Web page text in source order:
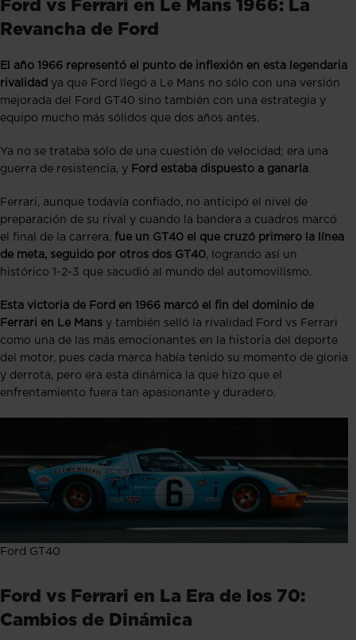
Ford vs Ferrari en Le Mans 1966: La
Revancha de Ford
El año 1966 representó el punto de inflexión en esta legendaria
rivalidad ya que Ford llegó a Le Mans no sólo con una versión
mejorada del Ford GT40 sino también con una estrategia y
equipo mucho más sólidos que dos años antes.
Ya no se trataba sólo de una cuestión de velocidad; era una
guerra de resistencia, y Ford estaba dispuesto a ganarla.
Ferrari, aunque todavía confiado, no anticipó el nivel de
preparación de su rival y cuando la bandera a cuadros marcó
el final de la carrera, fue un GT40 el que cruzó primero la línea
de meta, seguido por otros dos GT40, logrando así un
histórico 1-2-3 que sacudió al mundo del automovilismo.
Esta victoria de Ford en 1966 marcó el fin del dominio de
Ferrari en Le Mans y también selló la rivalidad Ford vs Ferrari
como una de las más emocionantes en la historia del deporte
del motor, pues cada marca había tenido su momento de gloria
y derrota, pero era esta dinámica la que hizo que el
enfrentamiento fuera tan apasionante y duradero.
Ford GT40
Ford vs Ferrari en La Era de los 70:
Cambios de Dinámica